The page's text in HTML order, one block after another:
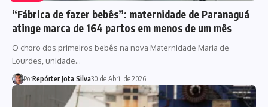
“Fábrica de fazer bebês”: maternidade de Paranaguá
atinge marca de 164 partos em menos de um mês
O choro dos primeiros bebês na nova Maternidade Maria de
Lourdes, unidade…
PorRepórter Jota Silva30 de Abril de 2026